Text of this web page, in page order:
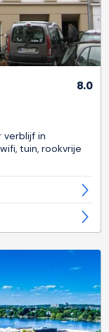
8.0
verblijf in
tuin, rookvrije